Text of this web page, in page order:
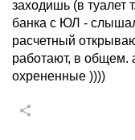
заходишь (в туалет
банка с ЮЛ -
расчетный
работают, в общем.
охрененные ))))